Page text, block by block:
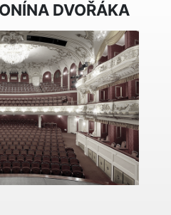
DVOŘÁKA